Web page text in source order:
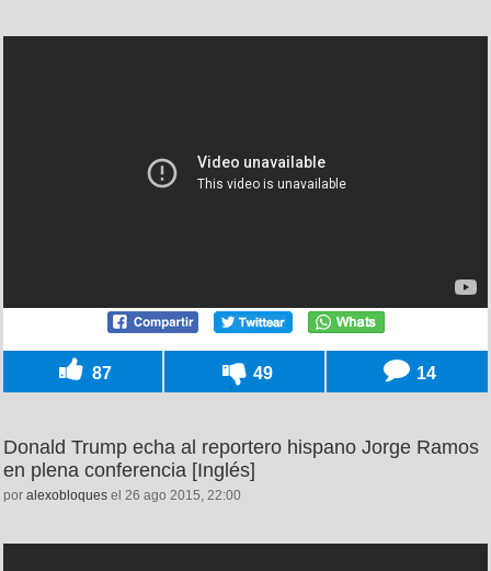
87 49 14
Donald Trump echa al reportero hispano Jorge Ramos
en plena conferencia [Inglés]
por alexobloques el 26 ago 2015, 22:00